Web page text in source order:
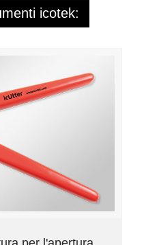
icotek: